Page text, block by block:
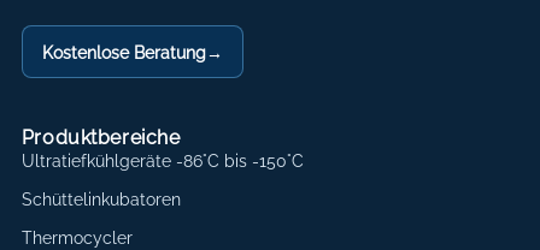
Kostenlose Beratung→
Produktbereiche
Ultratiefkühlgeräte -86°C bis -150°C
Schüttelinkubatoren
Thermocycler